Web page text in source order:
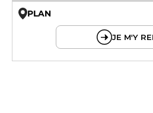
PLAN
JE M'Y